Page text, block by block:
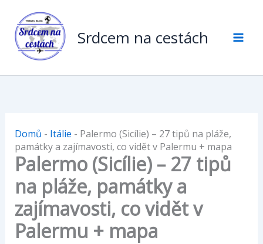
obsah
Srdcem na cestách
Domů - Itálie - Palermo (Sicílie) – 27 tipů na pláže,
památky a zajímavosti, co vidět v Palermu + mapa
Palermo (Sicílie) – 27 tipů
na pláže, památky a
zajímavosti, co vidět v
Palermu + mapa